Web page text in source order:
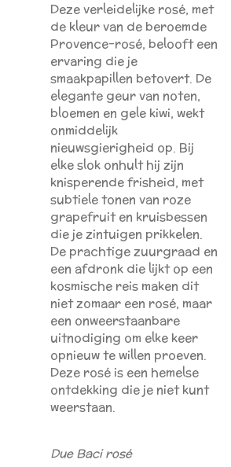
Deze verleidelijke rosé, met
de kleur van de beroemde
Provence-rosé, belooft een
ervaring die je
smaakpapillen betovert. De
elegante geur van noten,
bloemen en gele kiwi, wekt
onmiddelijk
nieuwsgierigheid op. Bij
elke slok onhult hij zijn
knisperende frisheid, met
subtiele tonen van roze
grapefruit en kruisbessen
die je zintuigen prikkelen.
De prachtige zuurgraad en
een afdronk die lijkt op een
kosmische reis maken dit
niet zomaar een rosé, maar
een onweerstaanbare
uitnodiging om elke keer
opnieuw te willen proeven.
Deze rosé is een hemelse
ontdekking die je niet kunt
weerstaan.
Due Baci rosé